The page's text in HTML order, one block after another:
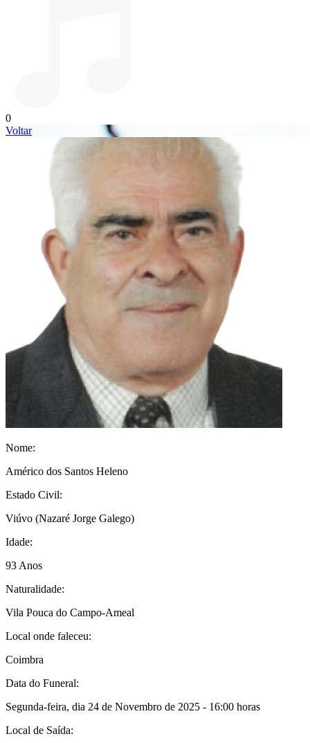
0
Voltar
Nome:
Américo dos Santos Heleno
Estado Civil:
Viúvo (Nazaré Jorge Galego)
Idade:
93 Anos
Naturalidade:
Vila Pouca do Campo-Ameal
Local onde faleceu:
Coimbra
Data do Funeral:
Segunda-feira, dia 24 de Novembro de 2025 - 16:00 horas
Local de Saída: